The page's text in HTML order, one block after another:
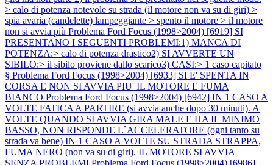
> calo di potenza notevole su strada (il motore non va su di giri) >
spia avaria (candelette) lampeggiante > spento il motore > il motore
non si avvia più Problema Ford Focus (1998>2004) [6919] SI
PRESENTANO I SEGUENTI PROBLEMI:1) MANCA DI
POTENZA:> calo di potenza drastico2) SI AVVERTE UN
SIBILO:> il sibilo proviene dallo scarico3) CASI:> 1 caso capitato
§ Problema Ford Focus (1998>2004) [6933] SI E' SPENTA IN
CORSA E NON SI AVVIA PIU' IL MOTORE E FUMA
BIANCO Problema Ford Focus (1998>2004) [6942] IN 1 CASO A
VOLTE FATICA A PARTIRE (si avvia anche dopo 30 minuti). A
VOLTE QUANDO SI AVVIA GIRA MALE E HA IL MINIMO
BASSO, NON RISPONDE L`ACCELERATORE (ogni tanto su
strada va bene) IN 1 CASO A VOLTE SU STRADA STRAPPA,
FUMA NERO (non va su di giri). IL MOTORE SI AVVIA
SENZA PROBLEMI Problema Ford Focus (1998>2004) [6986]